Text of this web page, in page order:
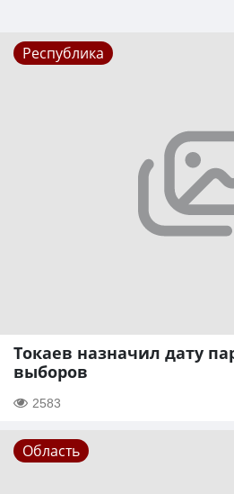
Республика
Токаев назначил дату
выборов
2583
Область